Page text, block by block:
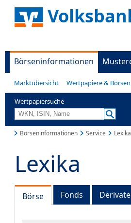
Börseninformationen
Marktübersicht Wertpapiere & Börsen
Wertpapiersuche
Börseninformationen Service Lexika
Lexika
Börse Fonds Derivate